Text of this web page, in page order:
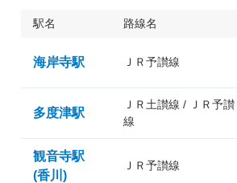
駅名 路線名
海岸寺駅 ＪＲ予讃線
多度津駅
ＪＲ土讃線 / ＪＲ予讃
線
観音寺駅
(香川)
ＪＲ予讃線